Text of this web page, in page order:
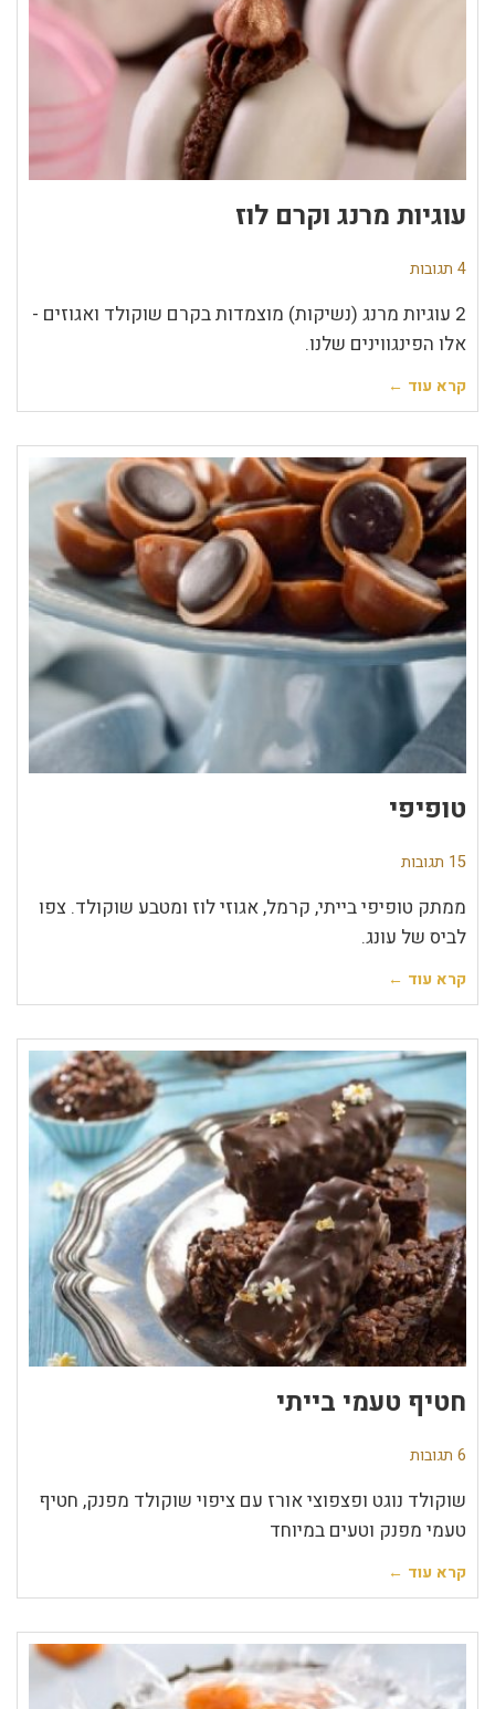
עוגיות מרנג וקרם לוז
4 תגובות
2 עוגיות מרנג (נשיקות) מוצמדות בקרם שוקולד ואגוזים -
אלו הפינגווינים שלנו.
קרא עוד ←
טופיפי
15 תגובות
ממתק טופיפי בייתי, קרמל, אגוזי לוז ומטבע שוקולד. צפו
לביס של עונג.
קרא עוד ←
חטיף טעמי בייתי
6 תגובות
שוקולד נוגט ופצפוצי אורז עם ציפוי שוקולד מפנק, חטיף
טעמי מפנק וטעים במיוחד
קרא עוד ←